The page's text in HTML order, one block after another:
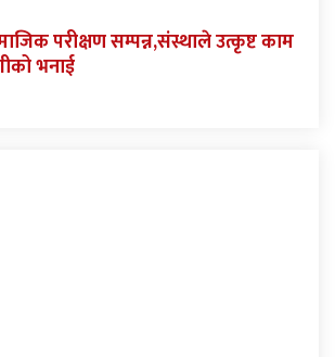
परीक्षण सम्पन्न,संस्थाले उत्कृष्ट काम
भनाई